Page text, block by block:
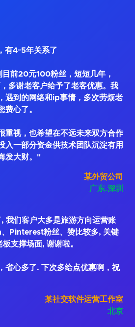
有4~5年关系了
前20元100粉丝，短短几年，
多谢老客户给予了老客优惠。我
遇到的网络和ip事情，多次劳烦老
费心了。
重视，也希望在不远未来双方合作
入一部分资金供技术团队沉淀有用
发大财。"
某外贸公司
广东.深圳
我们客户大多是旅游方向运营账
Pinterest粉丝、赞比较多, 关键
支撑场面, 谢谢啦。
省心多了. 下次多给点优惠啊，祝
某社交软件运营工作室
北京